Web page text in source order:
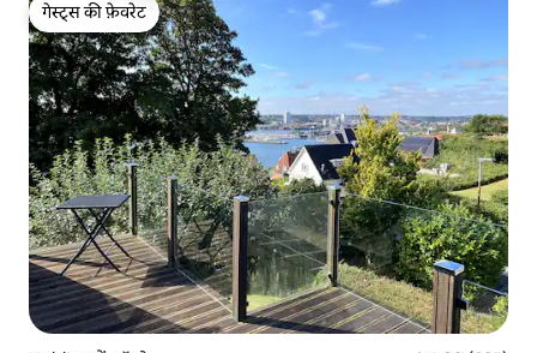
गेस्ट्स की फ़ेवरेट
गेस्ट्स की फ़ेवरेट